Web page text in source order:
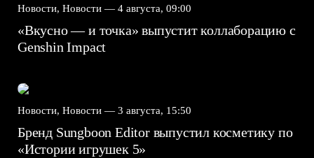
Новости, Новости — 4 августа, 09:00
«Вкусно — и точка» выпустит коллаборацию с
Genshin Impact⁠⁠
Новости, Новости — 3 августа, 15:50
Бренд Sungboon Editor выпустил косметику по
«Истории игрушек 5»